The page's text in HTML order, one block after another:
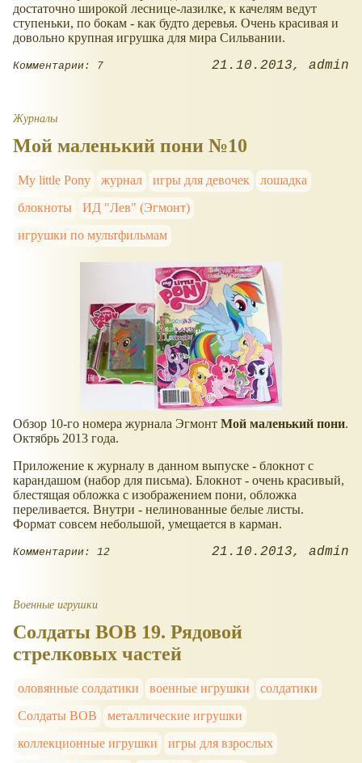
достаточно широкой леснице-лазилке, к качелям ведут
ступеньки, по бокам - как будто деревья. Очень красивая и
довольно крупная игрушка для мира Сильвании.
Комментарии: 7 21.10.2013 admin
Журналы
Мой маленький пони №10
My little Pony журнал игры для девочек
лошадка
блокноты
ИД "Лев" (Эгмонт)
игрушки по мультфильмам
Обзор 10-го номера журнала Эгмонт Мой маленький пони.
Октябрь 2013 года.
Приложение к журналу в данном выпуске - блокнот с
карандашом (набор для письма). Блокнот - очень красивый,
блестящая обложка с изображением пони, обложка
переливается. Внутри - нелинованные белые листы.
Формат совсем небольшой, умещается в карман.
Комментарии: 12 21.10.2013 admin
Военные игрушки
Солдаты ВОВ 19. Рядовой
стрелковых частей
оловянные солдатики военные игрушки
солдатики
Солдаты ВОВ
металлические игрушки
коллекционные игрушки
игры для взрослых